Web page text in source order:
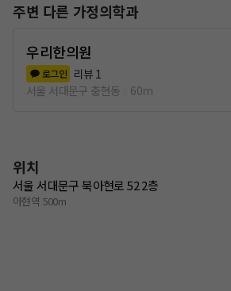
주변 다른 가정의학과
우리한의원
로그인 리뷰 1
서울 서대문구 충현동
60m
위치
서울 서대문구 북아현로 52 2층
아현역 500m